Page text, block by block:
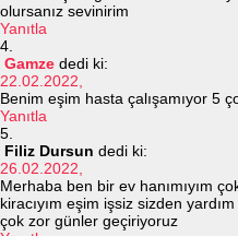
olursanız sevinirim
Yanıtla
Gamze dedi ki:
22.02.2022,
Benim eşim hasta çalışamıyor 5
Yanıtla
Filiz Dursun dedi ki:
26.02.2022,
Merhaba ben bir ev hanımıyım
kiracıyım eşim işsiz sizden
çok zor günler geçiriyoruz